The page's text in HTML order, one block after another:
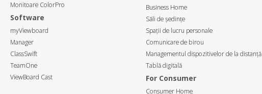
Monitoare ColorPro
Software
myViewboard
Manager
ClassSwift
TeamOne
ViewBoard Cast
Business Home
Săli de ședințe
Spații de lucru personale
Comunicare de birou
Managementul dispozitivelor de la distanță
Tablă digitală
For Consumer
Consumer Home